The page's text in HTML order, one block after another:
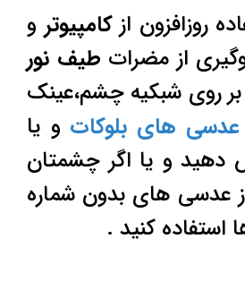
روزافزون ازکامپیوتر و
از مضرات طیف نور
روی شبکیه چشم،عینک
عدسی های بلوکات و یا
دهید و یا اگر چشمتان
های بدون شماره
کنید .